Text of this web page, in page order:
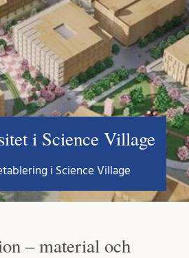
i Science Village
i Science Village
– material och